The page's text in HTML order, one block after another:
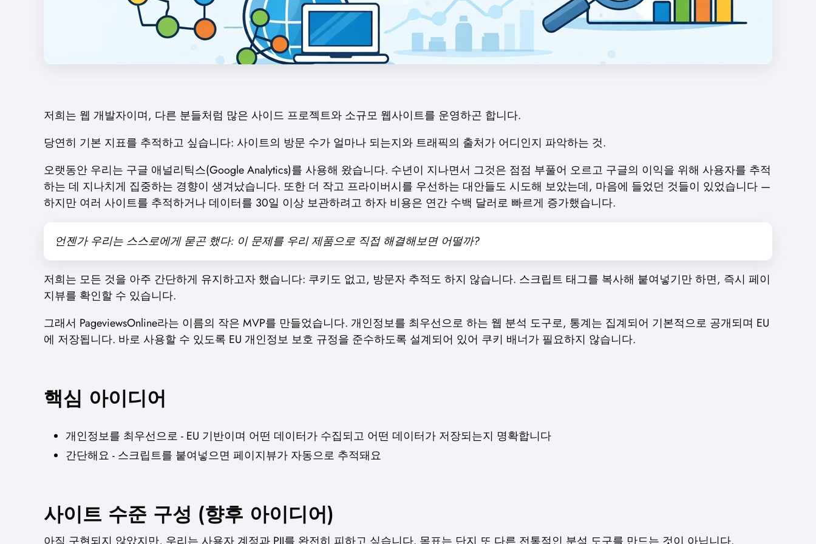
저희는 웹 개발자이며, 다른 분들처럼 많은 사이드 프로젝트와 소규모 웹사이트를 운영하곤 합니다.
당연히 기본 지표를 추적하고 싶습니다: 사이트의 방문 수가 얼마나 되는지와 트래픽의 출처가 어디인지 파악하는 것.
오랫동안 우리는 구글 애널리틱스(Google Analytics)를 사용해 왔습니다. 수년이 지나면서 그것은 점점 부풀어 오르고 구글의 이익을 위해 사용자를 추적
하는 데 지나치게 집중하는 경향이 생겨났습니다. 또한 더 작고 프라이버시를 우선하는 대안들도 시도해 보았는데, 마음에 들었던 것들이 있었습니다 —
하지만 여러 사이트를 추적하거나 데이터를 30일 이상 보관하려고 하자 비용은 연간 수백 달러로 빠르게 증가했습니다.
언젠가 우리는 스스로에게 묻곤 했다: 이 문제를 우리 제품으로 직접 해결해보면 어떨까?
저희는 모든 것을 아주 간단하게 유지하고자 했습니다: 쿠키도 없고, 방문자 추적도 하지 않습니다. 스크립트 태그를 복사해 붙여넣기만 하면, 즉시 페이
지뷰를 확인할 수 있습니다.
그래서 PageviewsOnline라는 이름의 작은 MVP를 만들었습니다. 개인정보를 최우선으로 하는 웹 분석 도구로, 통계는 집계되어 기본적으로 공개되며 EU
에 저장됩니다. 바로 사용할 수 있도록 EU 개인정보 보호 규정을 준수하도록 설계되어 있어 쿠키 배너가 필요하지 않습니다.
핵심 아이디어
개인정보를 최우선으로 - EU 기반이며 어떤 데이터가 수집되고 어떤 데이터가 저장되는지 명확합니다
간단해요 - 스크립트를 붙여넣으면 페이지뷰가 자동으로 추적돼요
사이트 수준 구성 (향후 아이디어)
아직 구현되지 않았지만, 우리는 사용자 계정과 PII를 완전히 피하고 싶습니다. 목표는 단지 또 다른 전통적인 분석 도구를 만드는 것이 아닙니다.